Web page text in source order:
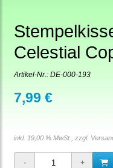
Celestial
Artikel-Nr.: DE-000-193
7,99 €
inkl. 19,00 % MwSt., zzgl.